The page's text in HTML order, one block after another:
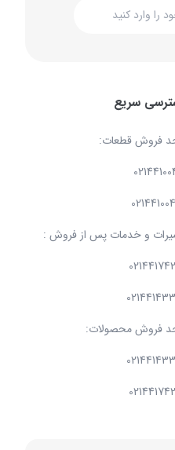
سریع
فروش قطعات:
و خدمات پس از فروش :
فروش محصولات: